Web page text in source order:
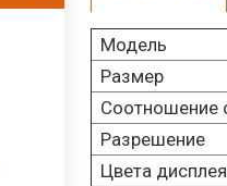
Модель
Размер
Соотношение
Разрешение
Цвета дисплея